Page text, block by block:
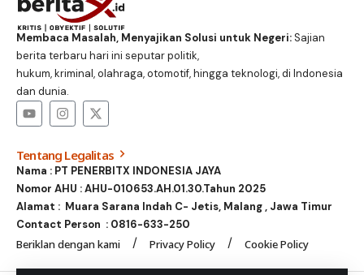
Membaca Masalah, Menyajikan Solusi untuk Negeri:Sajian
berita terbaru hari ini seputar politik,
hukum, kriminal, olahraga, otomotif, hingga teknologi, di Indonesia
dan dunia.
Tentang Legalitas
Nama : PT PENERBITX INDONESIA JAYA
Nomor AHU : AHU-010653.AH.01.30.Tahun 2025
Alamat : Muara Sarana Indah C- Jetis, Malang , Jawa Timur
Contact Person : 0816-633-250
Beriklan dengan kami Privacy Policy Cookie Policy